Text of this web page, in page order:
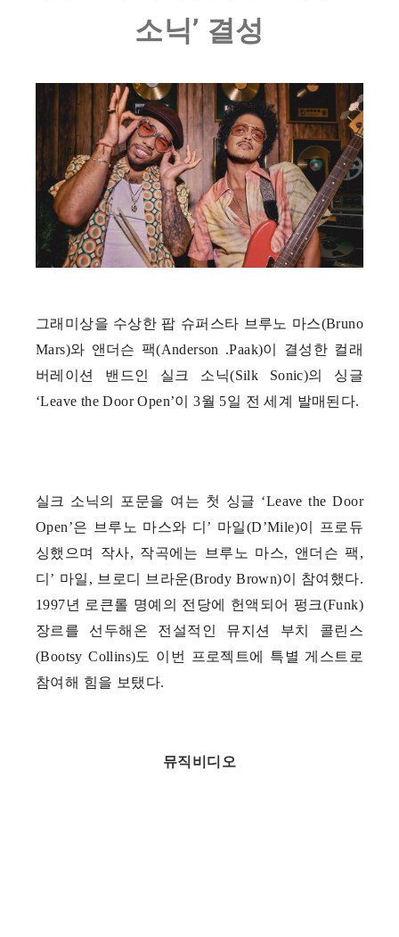
소닉’ 결성
그래미상을 수상한 팝 슈퍼스타 브루노 마스(Bruno
Mars)와 앤더슨 팩(Anderson .Paak)이 결성한 컬래
버레이션 밴드인 실크 소닉(Silk Sonic)의 싱글
‘Leave the Door Open’이 3월 5일 전 세계 발매된다.
실크 소닉의 포문을 여는 첫 싱글 ‘Leave the Door
Open’은 브루노 마스와 디’ 마일(D’Mile)이 프로듀
싱했으며 작사, 작곡에는 브루노 마스, 앤더슨 팩,
디’ 마일, 브로디 브라운(Brody Brown)이 참여했다.
1997년 로큰롤 명예의 전당에 헌액되어 펑크(Funk)
장르를 선두해온 전설적인 뮤지션 부치 콜린스
(Bootsy Collins)도 이번 프로젝트에 특별 게스트로
참여해 힘을 보탰다.
뮤직비디오